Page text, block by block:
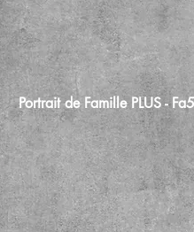
Portrait de Famille PLUS -